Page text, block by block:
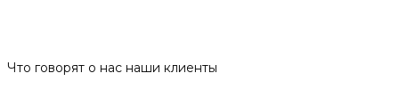
Что говорят о нас наши клиенты